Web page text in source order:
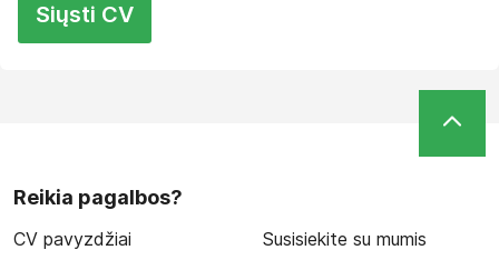
Siųsti CV
Reikia pagalbos?
CV pavyzdžiai Susisiekite su mumis